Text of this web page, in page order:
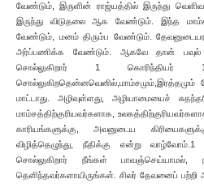
வேண்டும், இருளின் ராஜ்யத்தில் இருந்து
இருந்து விடுதலை ஆக வேண்டும். இந்த
வேண்டும், மனம் திரும்ப வேண்டும்.
அர்ப்பணிக்க வேண்டும். ஆகவே தான்
சொல்லுகிறார் 1 கொரிந்தியர்
மாட்டாது. அழிவுள்ளது, அழியாமையைச்
மாம்சத்திற்குரியவர்களாக,
காரியங்களுக்கு, அவனுடைய
விழித்தெழுந்து, நீதிக்கு என்று
சொல்லுகிறார் நீங்கள் பாவஞ்செய்யாமல்,
தெளிந்தவர்களாயிருங்கள். சிலர் தேவனைப் பற்றி